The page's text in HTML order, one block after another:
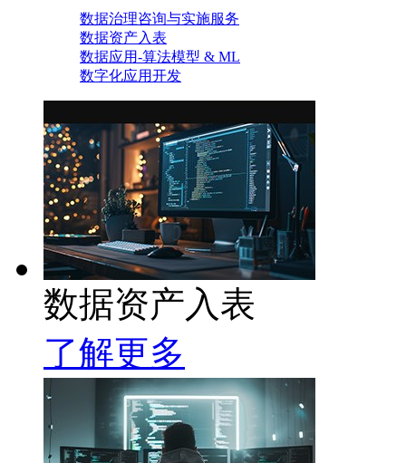
数据治理咨询与实施服务
数据资产入表
数据应用-算法模型 & ML
数字化应用开发
数据资产入表
了解更多